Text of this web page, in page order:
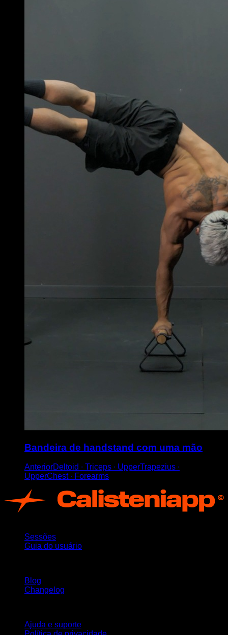
Bandeira de handstand com uma mão
AnteriorDeltoid ∙ Triceps ∙ UpperTrapezius ∙
UpperChest ∙ Forearms
Sessões
Guia do usuário
Blog
Changelog
Ajuda e suporte